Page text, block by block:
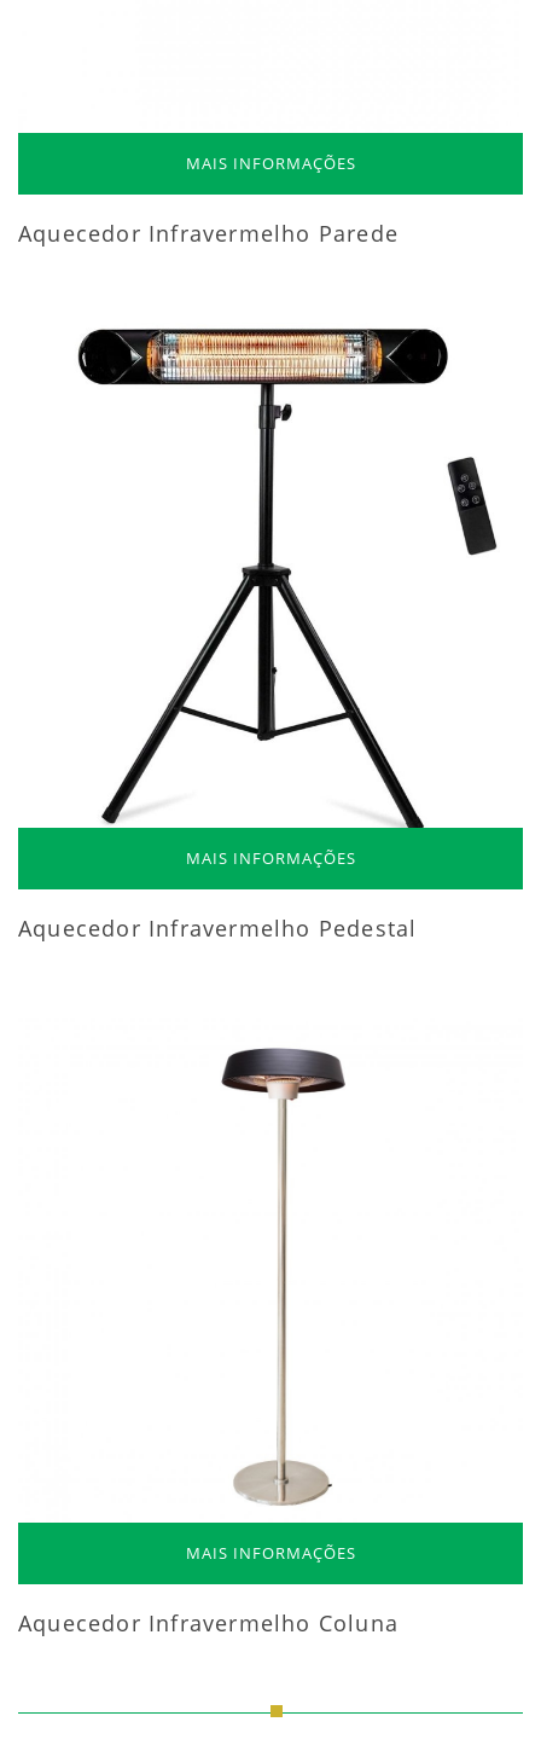
MAIS INFORMAÇÕES
Aquecedor Infravermelho Parede
MAIS INFORMAÇÕES
Aquecedor Infravermelho Pedestal
MAIS INFORMAÇÕES
Aquecedor Infravermelho Coluna